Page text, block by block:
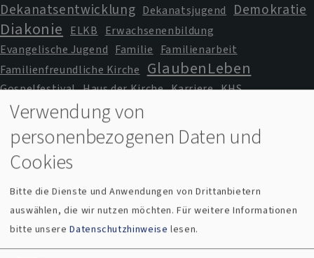
Dekanatsentwicklung Dekanatsjugend Demokratie
Diakonie ELKB
Erwachsenenbildung
Evangelische Jugend Familie
Familienarbeit
Familienfreundliche Kirche
GlaubenLeben
Gospelfestival Haus der Kirche Karriere KHS
Kindergarten
Kindertageseinrichtung
Kirche im Urlaub Kircheneintritt
Kirchenkreis
Kirchenmusik
KITA Klima
Klinikseelsorge
Kriegsdienstverweigerung
Lindenbichl MAV mesner Missbrauch
Naturspiritualität Notfallseelsorge Patientenvorsorge
Pfarramt Pilgern Profil und Konzentration
Prävention Schöpfung bewahren SeeTalk
Verwendung von
personenbezogenen Daten und
Cookies
Bitte die Dienste und Anwendungen von Drittanbietern
auswählen, die wir nutzen möchten.Für weitere Informationen
bitte unsereDatenschutzhinweise lesen.